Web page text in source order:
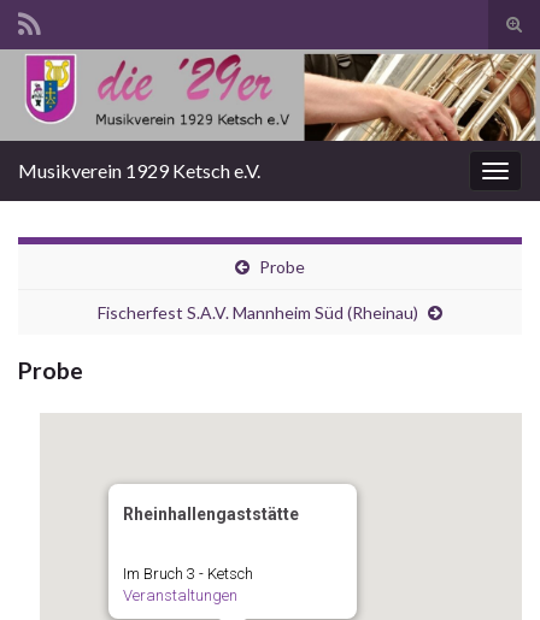
Search for:
Musikverein 1929 Ketsch e.V.
Probe
Fischerfest S.A.V. Mannheim Süd (Rheinau)
Probe
Rheinhallengaststätte
Im Bruch 3 - Ketsch
Veranstaltungen